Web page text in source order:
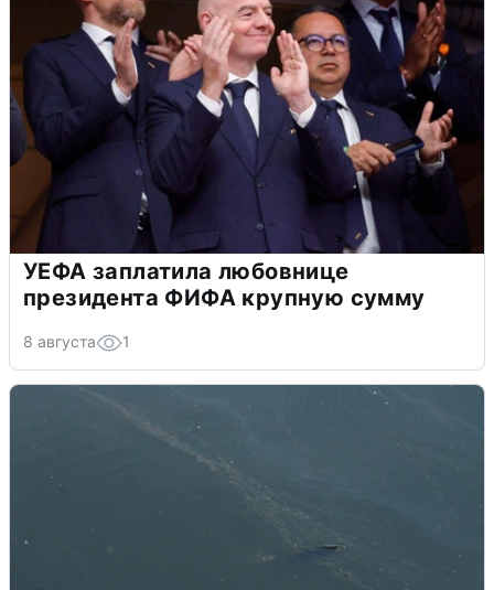
УЕФА заплатила любовнице
президента ФИФА крупную сумму
8 августа 1